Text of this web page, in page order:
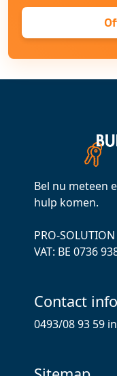
Bel nu meteen
hulp komen.
PRO-
VAT: ВЕ 0736
Contact info
0493/08 93 59